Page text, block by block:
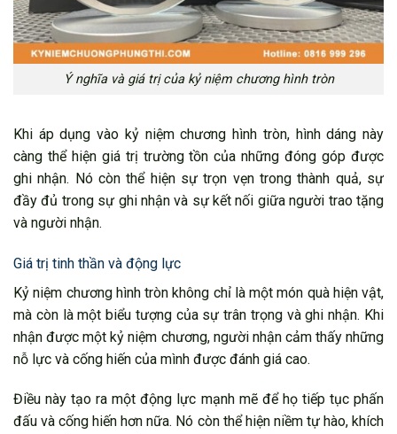
Ý nghĩa và giá trị của kỷ niệm chương hình tròn
Khi áp dụng vào kỷ niệm chương hình tròn, hình dáng này
càng thể hiện giá trị trường tồn của những đóng góp được
ghi nhận. Nó còn thể hiện sự trọn vẹn trong thành quả, sự
đầy đủ trong sự ghi nhận và sự kết nối giữa người trao tặng
và người nhận.
Giá trị tinh thần và động lực
Kỷ niệm chương hình tròn không chỉ là một món quà hiện vật,
mà còn là một biểu tượng của sự trân trọng và ghi nhận. Khi
nhận được một kỷ niệm chương, người nhận cảm thấy những
nỗ lực và cống hiến của mình được đánh giá cao.
Điều này tạo ra một động lực mạnh mẽ để họ tiếp tục phấn
đấu và cống hiến hơn nữa. Nó còn thể hiện niềm tự hào, khích